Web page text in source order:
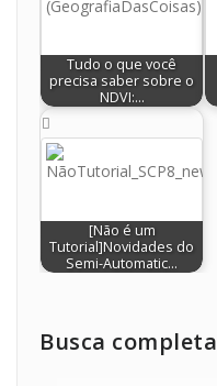
Tudo o que você
precisa saber sobre o
NDVI:…
[Não é um
Tutorial]Novidades do
Semi-Automatic…
Busca completa